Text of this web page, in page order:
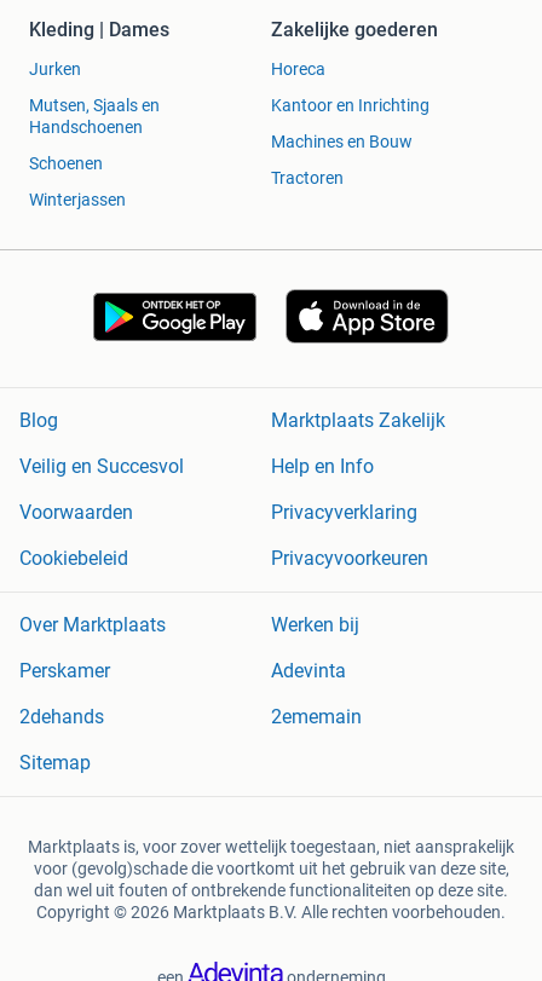
Kleding | Dames
Jurken
Mutsen, Sjaals en
Handschoenen
Schoenen
Winterjassen
Zakelijke goederen
Horeca
Kantoor en Inrichting
Machines en Bouw
Tractoren
Blog
Marktplaats Zakelijk
Veilig en Succesvol
Help en Info
Voorwaarden
Privacyverklaring
Cookiebeleid
Privacyvoorkeuren
Over Marktplaats
Werken bij
Perskamer
Adevinta
2dehands
2ememain
Sitemap
Marktplaats is, voor zover wettelijk toegestaan, niet aansprakelijk
voor (gevolg)schade die voortkomt uit het gebruik van deze site,
dan wel uit fouten of ontbrekende functionaliteiten op deze site.
Copyright © 2026 Marktplaats B.V. Alle rechten voorbehouden.